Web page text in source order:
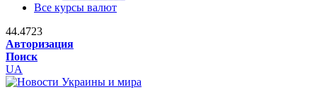
Все курсы валют
44.4723
Авторизация
Поиск
UA